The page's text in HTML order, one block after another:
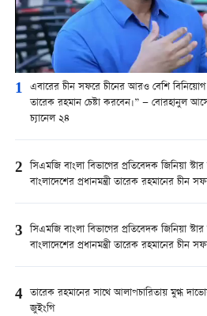
1 এবারের চীন সফরে চীনের আরও বেশি বিনিয়োগ
তারেক রহমান চেষ্টা করবেন।” — বোরহানুল
চ্যানেল ২৪
2 সিএমজি বাংলা বিভাগের প্রতিবেদক জিনিয়া
বাংলাদেশের প্রধানমন্ত্রী তারেক রহমানের
3 সিএমজি বাংলা বিভাগের প্রতিবেদক জিনিয়া
বাংলাদেশের প্রধানমন্ত্রী তারেক রহমানের
4 তারেক রহমানের সাথে আলাপচারিতায় মুগ্ধ
জুইংগি